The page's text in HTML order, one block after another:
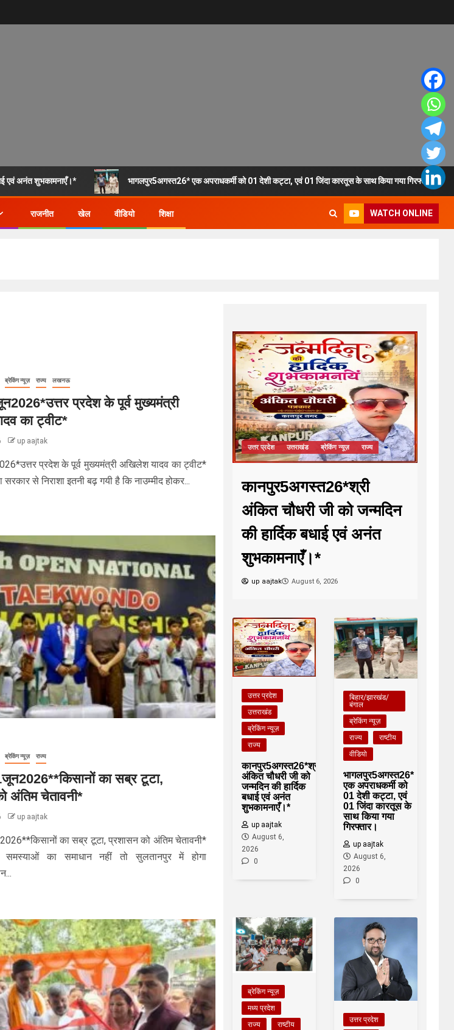
एवं अनंत शुभकामनाएँ।* भागलपुर5अगस्त26* एक अपराधकर्मी को 01 देशी कट्टा, एवं 01 जिंदा कारतूस के साथ किया गया गिरफ्तार।
राजनीत खेल वीडियो शिक्षा WATCH ONLINE
ब्रेकिंग न्यूज़ राज्य लखनऊ
प्रदेश के पूर्व मुख्यमंत्री
का ट्वीट*
up aajtak
प्रदेश के पूर्व मुख्यमंत्री अखिलेश यादव का ट्वीट*
से निराशा इतनी बढ़ गयी है कि नाउम्मीद होकर...
ब्रेकिंग न्यूज़ राज्य
का सब्र टूटा,
अंतिम चेतावनी*
up aajtak
का सब्र टूटा, प्रशासन को अंतिम चेतावनी*
का समाधान नहीं तो सुलतानपुर में होगा
उत्तर प्रदेश उत्तराखंड ब्रेकिंग न्यूज़ राज्य
कानपुर5अगस्त26*श्री
अंकित चौधरी जी को जन्मदिन
की हार्दिक बधाई एवं अनंत
शुभकामनाएँ।*
up aajtak August 6, 2026
उत्तर प्रदेश
उत्तराखंड
ब्रेकिंग न्यूज़
राज्य
कानपुर5अगस्त26*श्री
अंकित चौधरी जी को
जन्मदिन की हार्दिक
बधाई एवं अनंत
शुभकामनाएँ।*
up aajtak
August 6,
2026
0
बिहार/झारखंड/
बंगाल
ब्रेकिंग न्यूज़
राज्य
राष्टीय
वीडियो
भागलपुर5अगस्त26*
एक अपराधकर्मी को
01 देशी कट्टा, एवं
01 जिंदा कारतूस के
साथ किया गया
गिरफ्तार।
up aajtak
August 6,
2026
0
ब्रेकिंग न्यूज़
मध्य प्रदेश
राज्य
राष्टीय
उत्तर प्रदेश